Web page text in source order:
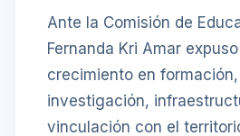
Ante la Comisión de
Fernanda Kri Amar expuso
crecimiento en formación,
investigación,
vinculación con el